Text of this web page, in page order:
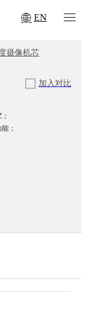
EN
摄像机芯
加入对比
；